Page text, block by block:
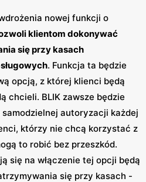
nowej funkcji o
klientom dokonywać
się przy kasach
. Funkcja ta będzie
opcją, z której klienci będą
chcieli. BLIK zawsze będzie
autoryzacji każdej
którzy nie chcą korzystać z
to robić bez przeszkód.
się na włączenie tej opcji będą
się przy kasach -